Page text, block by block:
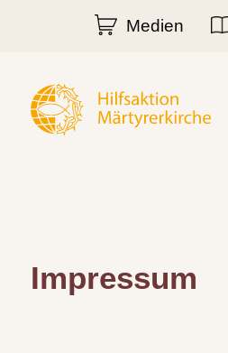
Medien
Impressum